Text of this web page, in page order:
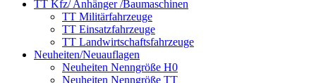
TT Kfz/ Anhänger /Baumaschinen
TT Militärfahrzeuge
TT Einsatzfahrzeuge
TT Landwirtschaftsfahrzeuge
Neuheiten/Neuauflagen
Neuheiten Nenngröße H0
Neuheiten Nenngröße TT